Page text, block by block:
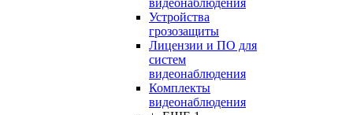
видеонаблюдения
Устройства
грозозащиты
Лицензии и ПО для
систем
видеонаблюдения
Комплекты
видеонаблюдения